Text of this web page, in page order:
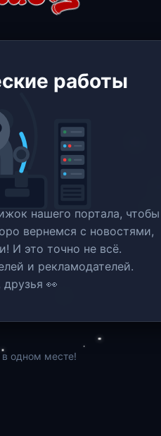
работы
нашего портала, чтобы
вернемся c новостями,
И это точно не всё.
и рекламодателей.
👀
в одном месте!